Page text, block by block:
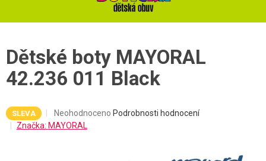
Dětské boty MAYORAL
42.236 011 Black
SLEVA
Průměrné
hodnocení
Neohodnoceno Podrobnosti hodnocení
Značka: MAYORAL